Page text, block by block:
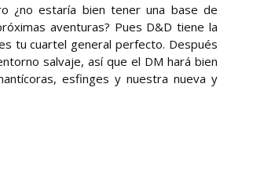
¿no estaría bien tener una base de
aventuras? Pues D&D tiene la
tu cuartel general perfecto. Después
salvaje, así que el DM hará bien
esfinges y nuestra nueva y